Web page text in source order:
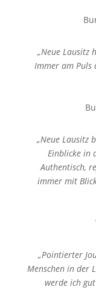
„Neue Lausitz
Immer am Puls
„Neue Lausitz
Einblicke in
Authentisch,
immer mit
„Pointierter
Menschen in der
werde ich